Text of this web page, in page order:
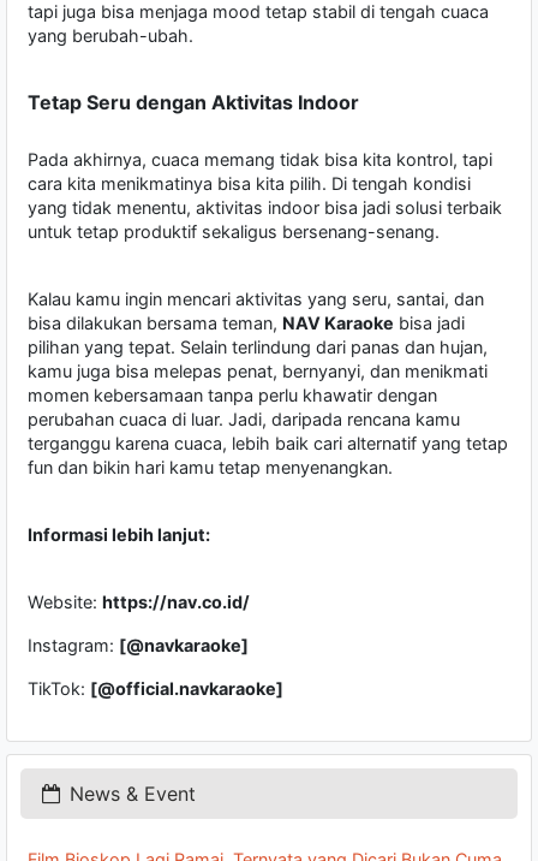
tapi juga bisa menjaga mood tetap stabil di tengah cuaca
yang berubah-ubah.
Tetap Seru dengan Aktivitas Indoor
Pada akhirnya, cuaca memang tidak bisa kita kontrol, tapi
cara kita menikmatinya bisa kita pilih. Di tengah kondisi
yang tidak menentu, aktivitas indoor bisa jadi solusi terbaik
untuk tetap produktif sekaligus bersenang-senang.
Kalau kamu ingin mencari aktivitas yang seru, santai, dan
bisa dilakukan bersama teman, NAV Karaoke bisa jadi
pilihan yang tepat. Selain terlindung dari panas dan hujan,
kamu juga bisa melepas penat, bernyanyi, dan menikmati
momen kebersamaan tanpa perlu khawatir dengan
perubahan cuaca di luar. Jadi, daripada rencana kamu
terganggu karena cuaca, lebih baik cari alternatif yang tetap
fun dan bikin hari kamu tetap menyenangkan.
Informasi lebih lanjut:
Website: https://nav.co.id/
Instagram: [@navkaraoke]
TikTok: [@official.navkaraoke]
News & Event